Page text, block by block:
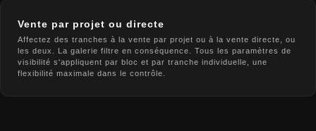
Vente par projet ou directe
Affectez des tranches à la vente par projet ou à la vente directe, ou
les deux. La galerie filtre en conséquence. Tous les paramètres de
visibilité s'appliquent par bloc et par tranche individuelle, une
flexibilité maximale dans le contrôle.